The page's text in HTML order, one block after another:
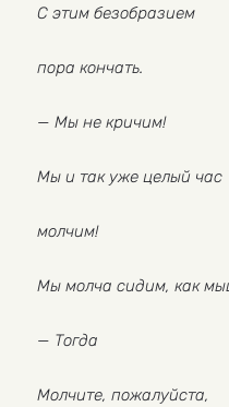
С этим безобразием
пора кончать.
— Мы не кричим!
Мы и так уже целый час
молчим!
Мы молча сидим, как
— Тогда
Молчите, пожалуйста,